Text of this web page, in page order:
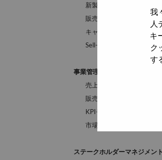
我
人
キ
ク
す
新製品ローンチ計画の策定
販売戦略およびチャネル戦
キャリアとの共同販促・
Sell-in /
Sell-out最大化施
事業管理
売上・利益・販売台数の管
販売計画および需要予測
KPIモニタリングおよび事
市場・競合・キャリア動向
ステークホルダーマネジメント